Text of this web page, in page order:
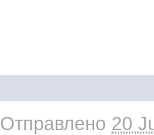
Отправлено 20